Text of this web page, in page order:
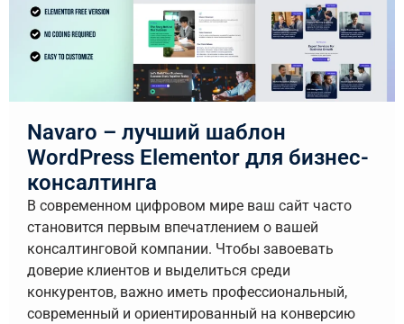
Navaro – лучший шаблон
WordPress Elementor для бизнес-
консалтинга
В современном цифровом мире ваш сайт часто
становится первым впечатлением о вашей
консалтинговой компании. Чтобы завоевать
доверие клиентов и выделиться среди
конкурентов, важно иметь профессиональный,
современный и ориентированный на конверсию